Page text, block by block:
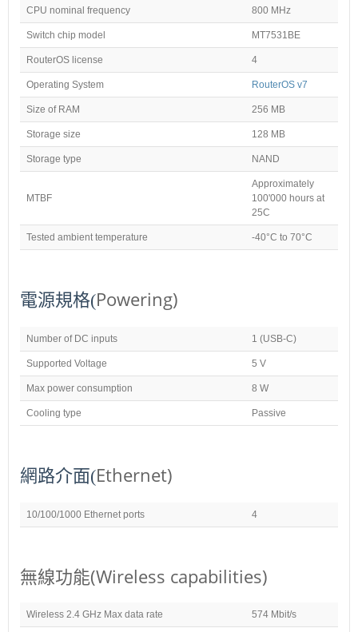
CPU nominal frequency 800 MHz
Switch chip model MT7531BE
RouterOS license 4
Operating System RouterOS v7
Size of RAM 256 MB
Storage size 128 MB
Storage type NAND
MTBF
Approximately
100'000 hours at
25C
Tested ambient temperature -40°C to 70°C
電源規格(Powering)
Number of DC inputs 1 (USB-C)
Supported Voltage 5 V
Max power consumption 8 W
Cooling type Passive
網路介面(Ethernet)
10/100/1000 Ethernet ports 4
無線功能(Wireless capabilities)
Wireless 2.4 GHz Max data rate 574 Mbit/s